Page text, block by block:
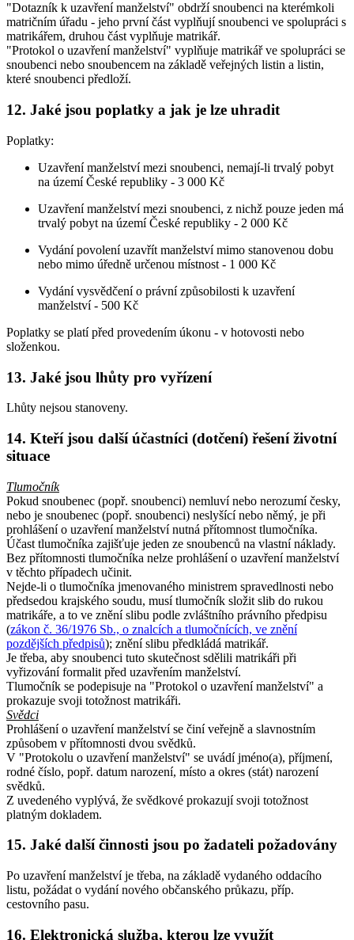
"Dotazník k uzavření manželství" obdrží snoubenci na kterémkoli
matričním úřadu - jeho první část vyplňují snoubenci ve spolupráci s
matrikářem, druhou část vyplňuje matrikář.
"Protokol o uzavření manželství" vyplňuje matrikář ve spolupráci se
snoubenci nebo snoubencem na základě veřejných listin a listin,
které snoubenci předloží.
12. Jaké jsou poplatky a jak je lze uhradit
Poplatky:
Uzavření manželství mezi snoubenci, nemají-li trvalý pobyt
na území České republiky - 3 000 Kč
Uzavření manželství mezi snoubenci, z nichž pouze jeden má
trvalý pobyt na území České republiky - 2 000 Kč
Vydání povolení uzavřít manželství mimo stanovenou dobu
nebo mimo úředně určenou místnost - 1 000 Kč
Vydání vysvědčení o právní způsobilosti k uzavření
manželství - 500 Kč
Poplatky se platí před provedením úkonu - v hotovosti nebo
složenkou.
13. Jaké jsou lhůty pro vyřízení
Lhůty nejsou stanoveny.
14. Kteří jsou další účastníci (dotčení) řešení životní
situace
Tlumočník
Pokud snoubenec (popř. snoubenci) nemluví nebo nerozumí česky,
nebo je snoubenec (popř. snoubenci) neslyšící nebo němý, je při
prohlášení o uzavření manželství nutná přítomnost tlumočníka.
Účast tlumočníka zajišťuje jeden ze snoubenců na vlastní náklady.
Bez přítomnosti tlumočníka nelze prohlášení o uzavření manželství
v těchto případech učinit.
Nejde-li o tlumočníka jmenovaného ministrem spravedlnosti nebo
předsedou krajského soudu, musí tlumočník složit slib do rukou
matrikáře, a to ve znění slibu podle zvláštního právního předpisu
(zákon č. 36/1976 Sb., o znalcích a tlumočnících, ve znění
pozdějších předpisů); znění slibu předkládá matrikář.
Je třeba, aby snoubenci tuto skutečnost sdělili matrikáři při
vyřizování formalit před uzavřením manželství.
Tlumočník se podepisuje na "Protokol o uzavření manželství" a
prokazuje svoji totožnost matrikáři.
Svědci
Prohlášení o uzavření manželství se činí veřejně a slavnostním
způsobem v přítomnosti dvou svědků.
V "Protokolu o uzavření manželství" se uvádí jméno(a), příjmení,
rodné číslo, popř. datum narození, místo a okres (stát) narození
svědků.
Z uvedeného vyplývá, že svědkové prokazují svoji totožnost
platným dokladem.
15. Jaké další činnosti jsou po žadateli požadovány
Po uzavření manželství je třeba, na základě vydaného oddacího
listu, požádat o vydání nového občanského průkazu, příp.
cestovního pasu.
16. Elektronická služba, kterou lze využít